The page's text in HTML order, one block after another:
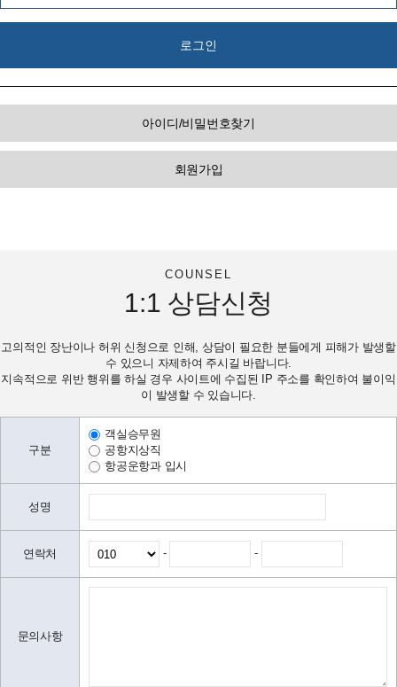
아이디/비밀번호찾기
회원가입
COUNSEL
1:1 상담신청
고의적인 장난이나 허위 신청으로 인해, 상담이 필요한 분들에게 피해가 발생할
수 있으니 자제하여 주시길 바랍니다.
지속적으로 위반 행위를 하실 경우 사이트에 수집된 IP 주소를 확인하여 불이익
이 발생할 수 있습니다.
구분
객실승무원
공항지상직
항공운항과 입시
성명
연락처 - -
문의사항